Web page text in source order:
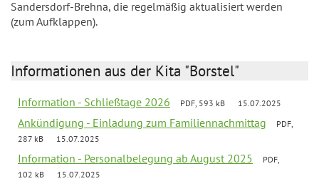
Sandersdorf-Brehna, die regelmäßig aktualisiert werden
(zum Aufklappen).
Informationen aus der Kita "Borstel"
Information - Schließtage 2026 PDF, 593 kB 15.07.2025
Ankündigung - Einladung zum Familiennachmittag
PDF,
287 kB
15.07.2025
Information - Personalbelegung ab August 2025
PDF,
102 kB
15.07.2025